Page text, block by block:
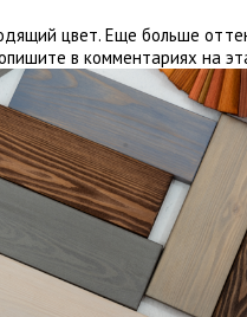
цвет. Еще больше
в комментариях на